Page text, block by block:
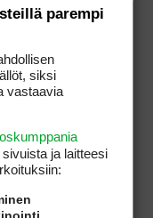
Utopistinen olo
nyt
keskittymään
Hän pelasi
kunnon treenit
parempi
siksi
vastaavia
ja laitteesi